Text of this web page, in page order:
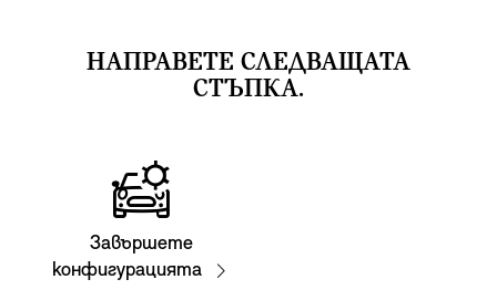
НАПРАВЕТЕ СЛЕДВАЩАТА
СТЪПКА.
Завършете
конфигурацията